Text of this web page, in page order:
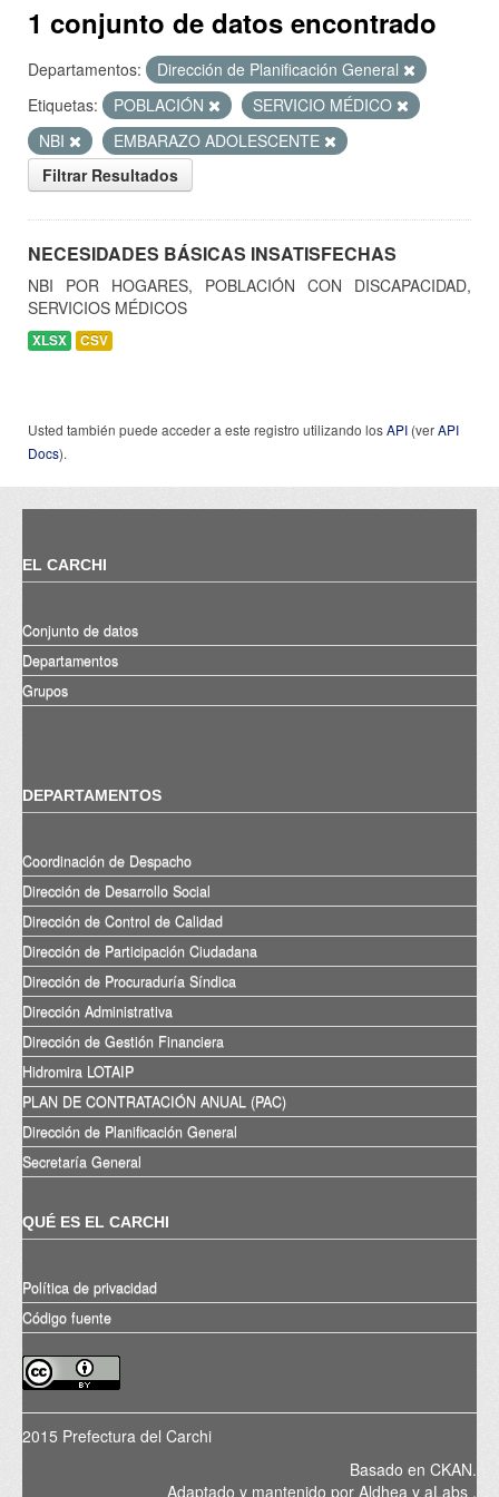
1 conjunto de datos encontrado
Departamentos:
Dirección de Planificación General
Etiquetas:
POBLACIÓN
SERVICIO MÉDICO
NBI
EMBARAZO ADOLESCENTE
Filtrar Resultados
NECESIDADES BÁSICAS INSATISFECHAS
NBI POR HOGARES, POBLACIÓN CON DISCAPACIDAD,
SERVICIOS MÉDICOS
XLSX CSV
Usted también puede acceder a este registro utilizando losAPI (verAPI
Docs).
EL CARCHI
Conjunto de datos
Departamentos
Grupos
DEPARTAMENTOS
Coordinación de Despacho
Dirección de Desarrollo Social
Dirección de Control de Calidad
Dirección de Participación Ciudadana
Dirección de Procuraduría Síndica
Dirección Administrativa
Dirección de Gestión Financiera
Hidromira LOTAIP
PLAN DE CONTRATACIÓN ANUAL (PAC)
Dirección de Planificación General
Secretaría General
QUÉ ES EL CARCHI
Política de privacidad
Código fuente
2015 Prefectura del Carchi
Basado en CKAN.
Adaptado y mantenido por Aldhea y aLabs .